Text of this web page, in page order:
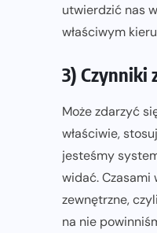
utwierdzić nas
właściwym
3) Czynniki
Może zdarzyć
właściwie,
jesteśmy
widać. Czasami
zewnętrzne,
na nie